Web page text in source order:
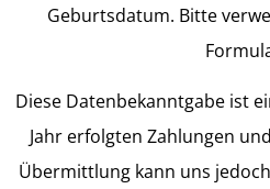
Geburtsdatum. Bitte
Diese Datenbekanntgabe ist
Jahr erfolgten Zahlungen
Übermittlung kann uns